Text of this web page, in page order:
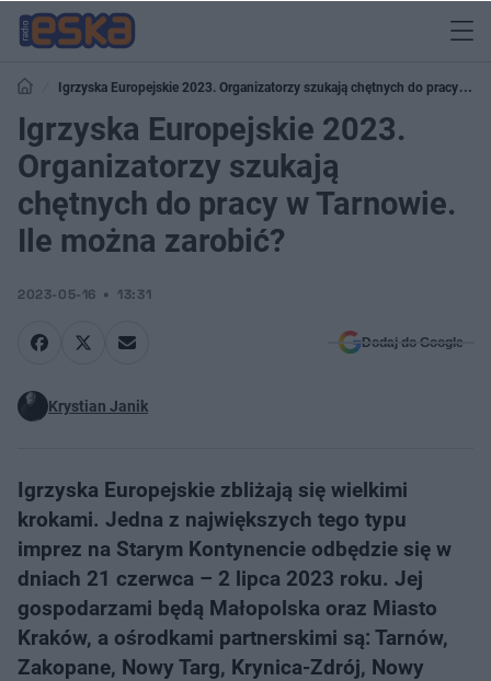
Igrzyska Europejskie 2023. Organizatorzy szukają chętnych do pracy w
Tarnowie. Ile można zarobić?
Igrzyska Europejskie 2023.
Organizatorzy szukają
chętnych do pracy w Tarnowie.
Ile można zarobić?
2023-05-16 13:31
Dodaj do Google
Krystian Janik
Igrzyska Europejskie zbliżają się wielkimi
krokami. Jedna z największych tego typu
imprez na Starym Kontynencie odbędzie się w
dniach 21 czerwca – 2 lipca 2023 roku. Jej
gospodarzami będą Małopolska oraz Miasto
Kraków, a ośrodkami partnerskimi są: Tarnów,
Zakopane, Nowy Targ, Krynica-Zdrój, Nowy